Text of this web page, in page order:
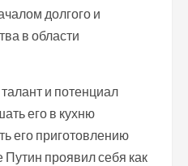
долгого и
в области
и потенциал
его в кухню
его приготовлению
проявил себя как